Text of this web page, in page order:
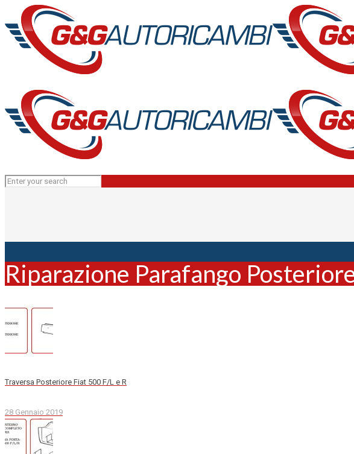
Riparazione Parafango
Traversa Posteriore Fiat 500 F/L e R
28 Gennaio 2019